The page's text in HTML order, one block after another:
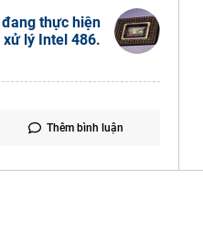
thực hiện
lý Intel 486.
Thêm bình luận